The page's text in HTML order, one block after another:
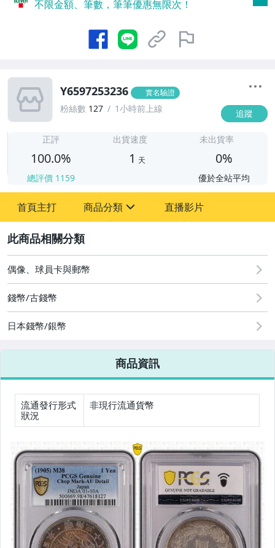
不限金額、筆數，筆筆優惠無限次！
Y6597253236 實名驗證
粉絲數 127 1小時前上線 追蹤
正評
100.0%
總評價 1159
出貨速度
1 天
未出貨率
0%
優於全站平均
首頁主打 商品分類
成人專區
偶像、球員卡與郵幣
直播影片
偶像、球員卡與郵幣
錢幣/古錢幣
日本錢幣/銀幣
商品資訊
流通發行形式
狀況
非現行流通貨幣